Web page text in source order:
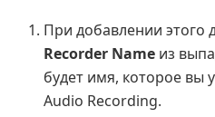
При добавлении этого
Recorder Name из
будет имя, которое вы
Audio Recording.